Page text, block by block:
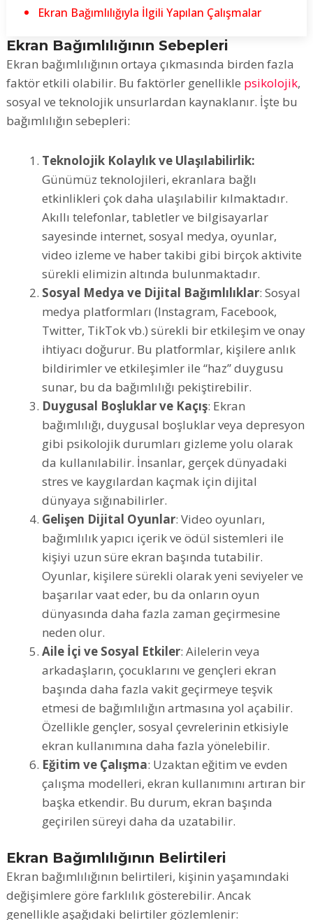
Ekran Bağımlılığıyla İlgili Yapılan Çalışmalar
Ekran Bağımlılığının Sebepleri
Ekran bağımlılığının ortaya çıkmasında birden fazla
faktör etkili olabilir. Bu faktörler genellikle psikolojik,
sosyal ve teknolojik unsurlardan kaynaklanır. İşte bu
bağımlılığın sebepleri:
Teknolojik Kolaylık ve Ulaşılabilirlik:
Günümüz teknolojileri, ekranlara bağlı
etkinlikleri çok daha ulaşılabilir kılmaktadır.
Akıllı telefonlar, tabletler ve bilgisayarlar
sayesinde internet, sosyal medya, oyunlar,
video izleme ve haber takibi gibi birçok aktivite
sürekli elimizin altında bulunmaktadır.
Sosyal Medya ve Dijital Bağımlılıklar: Sosyal
medya platformları (Instagram, Facebook,
Twitter, TikTok vb.) sürekli bir etkileşim ve onay
ihtiyacı doğurur. Bu platformlar, kişilere anlık
bildirimler ve etkileşimler ile “haz” duygusu
sunar, bu da bağımlılığı pekiştirebilir.
Duygusal Boşluklar ve Kaçış: Ekran
bağımlılığı, duygusal boşluklar veya depresyon
gibi psikolojik durumları gizleme yolu olarak
da kullanılabilir. İnsanlar, gerçek dünyadaki
stres ve kaygılardan kaçmak için dijital
dünyaya sığınabilirler.
Gelişen Dijital Oyunlar: Video oyunları,
bağımlılık yapıcı içerik ve ödül sistemleri ile
kişiyi uzun süre ekran başında tutabilir.
Oyunlar, kişilere sürekli olarak yeni seviyeler ve
başarılar vaat eder, bu da onların oyun
dünyasında daha fazla zaman geçirmesine
neden olur.
Aile İçi ve Sosyal Etkiler: Ailelerin veya
arkadaşların, çocuklarını ve gençleri ekran
başında daha fazla vakit geçirmeye teşvik
etmesi de bağımlılığın artmasına yol açabilir.
Özellikle gençler, sosyal çevrelerinin etkisiyle
ekran kullanımına daha fazla yönelebilir.
Eğitim ve Çalışma: Uzaktan eğitim ve evden
çalışma modelleri, ekran kullanımını artıran bir
başka etkendir. Bu durum, ekran başında
geçirilen süreyi daha da uzatabilir.
Ekran Bağımlılığının Belirtileri
Ekran bağımlılığının belirtileri, kişinin yaşamındaki
değişimlere göre farklılık gösterebilir. Ancak
genellikle aşağıdaki belirtiler gözlemlenir: